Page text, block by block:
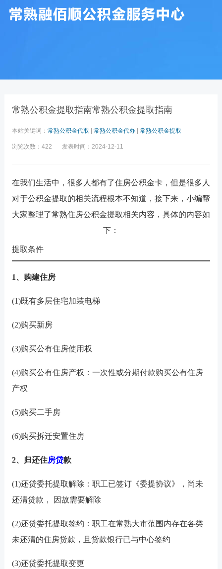
常熟公积金提取指南常熟公积金提取指南
本站关键词： 常熟公积金代取 常熟公积金代办| 常熟公积金提取
浏览次数：422 发表时间：2024-12-11
在我们生活中，很多人都有了住房公积金卡，但是很多人
对于公积金提取的相关流程根本不知道，接下来，小编帮
大家整理了常熟住房公积金提取相关内容，具体的内容如
下：
提取条件
1、购建住房
(1)既有多层住宅加装电梯
(2)购买新房
(3)购买公有住房使用权
(4)购买公有住房产权：一次性或分期付款购买公有住房
产权
(5)购买二手房
(6)购买拆迁安置住房
2、归还住房贷款
(1)还贷委托提取解除：职工已签订《委提协议》，尚未
还清贷款， 因故需要解除
(2)还贷委托提取签约：职工在常熟大市范围内存在各类
未还清的住房贷款，且贷款银行已与中心签约
(3)还贷委托提取变更